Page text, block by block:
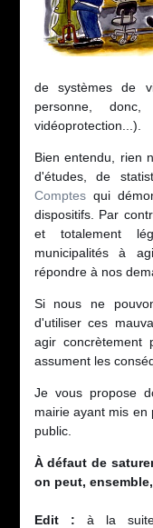
de systèmes de
personne,
vidéoprotection...).
Bien entendu, rien
d'études, de
Comptesqui
dispositifs. Par
et totalement
municipalités à
répondre à nos
Si nous ne
d'utiliser ces
agir
assument les
Je vous propose
mairie ayant mis
public.
À défaut de
on peut,
Edit : à la